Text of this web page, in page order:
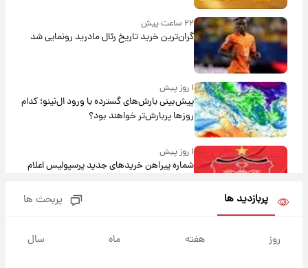
۲۲ ساعت پیش
گران‌ترین خرید تاریخ رئال مادرید رونمایی شد
۱ روز پیش
پیش‌بینی بارش‌های گسترده با ورود ال‌نینو؛ کدام
روزها پربارش‌تر خواهند بود؟
۱ روز پیش
شماره پیراهن خریدهای جدید پرسپولیس اعلام
شد+فیلم
پربازدید ها پربحث ها
روز هفته ماه سال